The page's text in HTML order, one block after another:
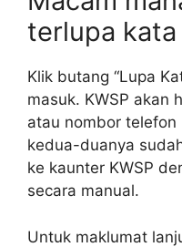
terlupa
Klik butang “Lupa
masuk. KWSP akan
atau nombor
kedua-duanya
ke kaunter KWSP
secara manual.
Untuk maklumat